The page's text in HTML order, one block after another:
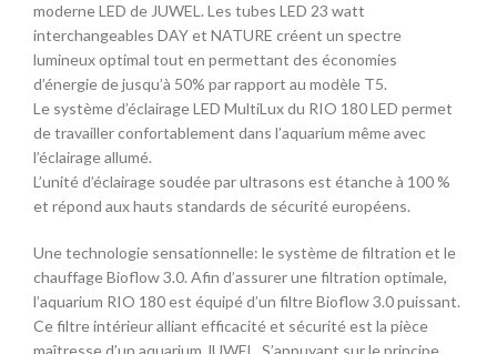
moderne LED de JUWEL. Les tubes LED 23 watt
interchangeables DAY et NATURE créent un spectre
lumineux optimal tout en permettant des économies
d’énergie de jusqu’à 50% par rapport au modèle T5.
Le système d’éclairage LED MultiLux du RIO 180 LED permet
de travailler confortablement dans l’aquarium même avec
l’éclairage allumé.
L’unité d’éclairage soudée par ultrasons est étanche à 100 %
et répond aux hauts standards de sécurité européens.
Une technologie sensationnelle: le système de filtration et le
chauffage Bioflow 3.0. Afin d’assurer une filtration optimale,
l’aquarium RIO 180 est équipé d’un filtre Bioflow 3.0 puissant.
Ce filtre intérieur alliant efficacité et sécurité est la pièce